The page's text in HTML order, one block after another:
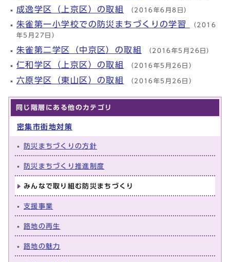
成逸学区（上京区）の取組 （2016年6月8日）
朱雀第一小学校での防災まちづくりの学習 （2016
年5月27日）
朱雀第二学区（中京区）の取組 （2016年5月26日）
仁和学区（上京区）の取組 （2016年5月26日）
六原学区（東山区）の取組 （2016年5月26日）
同じ階層にある他のカテゴリ
密集市街地対策
防災まちづくりの方針
防災まちづくり推進制度
みんなで取り組む防災まちづくり
支援事業
路地の再生
路地の魅力